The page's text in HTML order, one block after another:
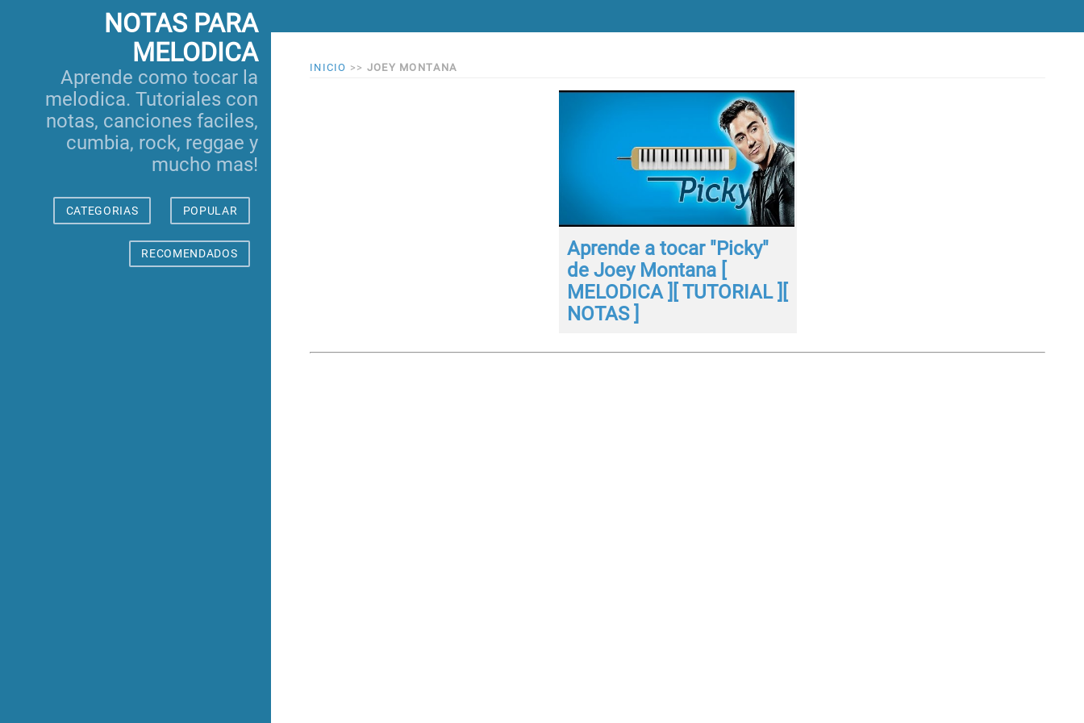
NOTAS PARA
MELODICA
Aprende como tocar la
melodica. Tutoriales con
notas, canciones faciles,
cumbia, rock, reggae y
mucho mas!
CATEGORIAS POPULAR
RECOMENDADOS
INICIO >> JOEY MONTANA
Aprende a tocar "Picky"
de Joey Montana [
MELODICA ][ TUTORIAL ][
NOTAS ]